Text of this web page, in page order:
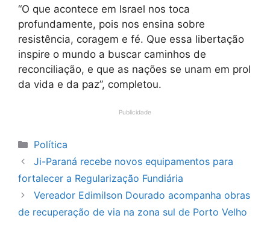
“O que acontece em Israel nos toca
profundamente, pois nos ensina sobre
resistência, coragem e fé. Que essa libertação
inspire o mundo a buscar caminhos de
reconciliação, e que as nações se unam em prol
da vida e da paz”, completou.
Publicidade
Categorias
Política
Ji-Paraná recebe novos equipamentos para
fortalecer a Regularização Fundiária
Vereador Edimilson Dourado acompanha obras
de recuperação de via na zona sul de Porto Velho